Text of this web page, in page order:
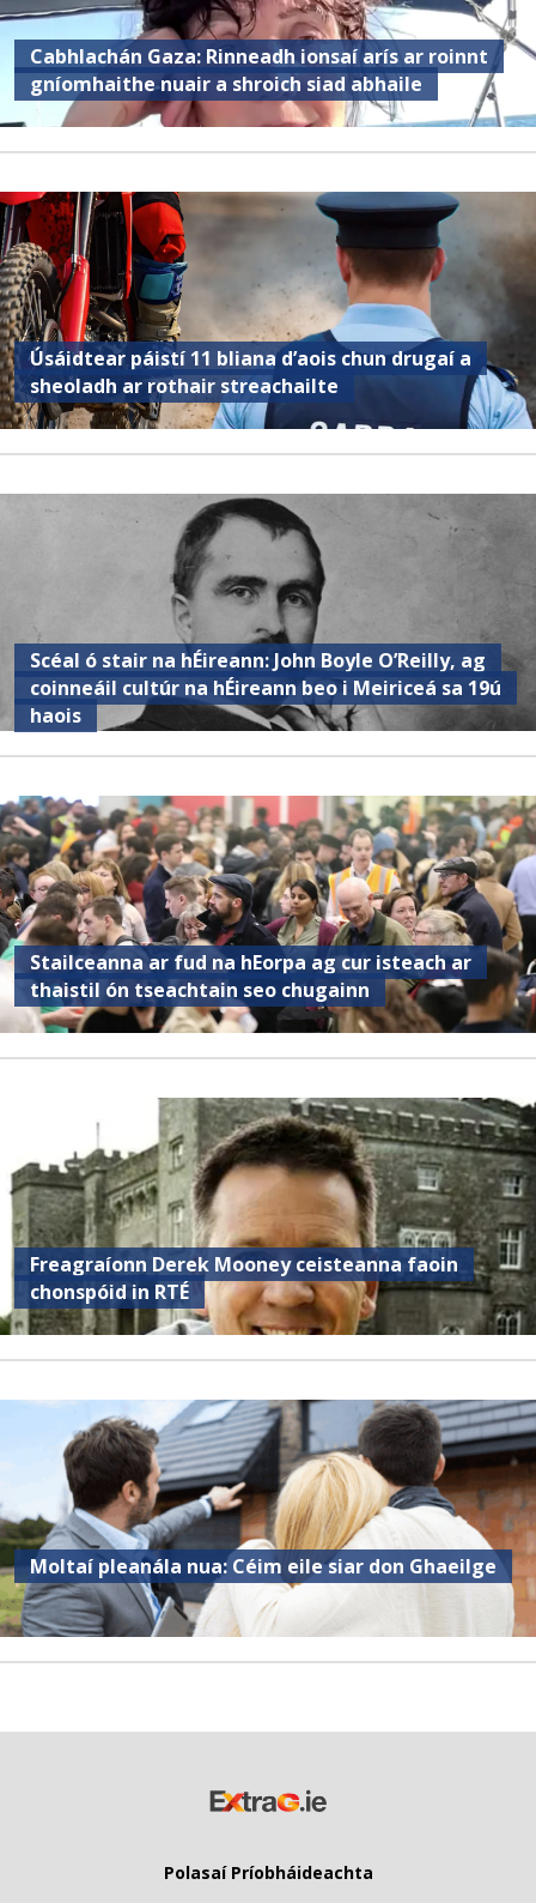
Cabhlachán Gaza: Rinneadh ionsaí arís ar roinnt
gníomhaithe nuair a shroich siad abhaile
Úsáidtear páistí 11 bliana d’aois chun drugaí a
sheoladh ar rothair streachailte
Scéal ó stair na hÉireann: John Boyle O’Reilly, ag
coinneáil cultúr na hÉireann beo i Meiriceá sa 19ú
haois
Stailceanna ar fud na hEorpa ag cur isteach ar
thaistil ón tseachtain seo chugainn
Freagraíonn Derek Mooney ceisteanna faoin
chonspóid in RTÉ
Moltaí pleanála nua: Céim eile siar don Ghaeilge
Polasaí Príobháideachta